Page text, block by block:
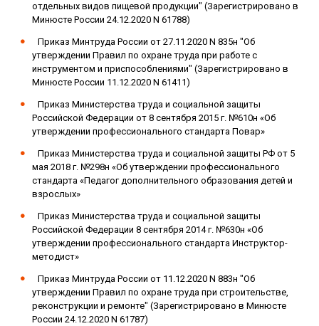
отдельных видов пищевой продукции" (Зарегистрировано в
Минюсте России 24.12.2020 N 61788)
Приказ Минтруда России от 27.11.2020 N 835н "Об
утверждении Правил по охране труда при работе с
инструментом и приспособлениями" (Зарегистрировано в
Минюсте России 11.12.2020 N 61411)
Приказ Министерства труда и социальной защиты
Российской Федерации от 8 сентября 2015 г. №610н «Об
утверждении профессионального стандарта Повар»
Приказ Министерства труда и социальной защиты РФ от 5
мая 2018 г. №298н «Об утверждении профессионального
стандарта «Педагог дополнительного образования детей и
взрослых»
Приказ Министерства труда и социальной защиты
Российской Федерации 8 сентября 2014 г. №630н «Об
утверждении профессионального стандарта Инструктор-
методист»
Приказ Минтруда России от 11.12.2020 N 883н "Об
утверждении Правил по охране труда при строительстве,
реконструкции и ремонте" (Зарегистрировано в Минюсте
России 24.12.2020 N 61787)